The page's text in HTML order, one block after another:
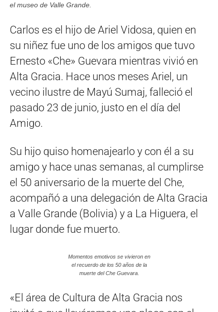
el museo de Valle Grande.
Carlos es el hijo de Ariel Vidosa, quien en
su niñez fue uno de los amigos que tuvo
Ernesto «Che» Guevara mientras vivió en
Alta Gracia. Hace unos meses Ariel, un
vecino ilustre de Mayú Sumaj, falleció el
pasado 23 de junio, justo en el día del
Amigo.
Su hijo quiso homenajearlo y con él a su
amigo y hace unas semanas, al cumplirse
el 50 aniversario de la muerte del Che,
acompañó a una delegación de Alta Gracia
a Valle Grande (Bolivia) y a La Higuera, el
lugar donde fue muerto.
Momentos emotivos se vivieron en
el recuerdo de los 50 años de la
muerte del Che Guevara.
«El área de Cultura de Alta Gracia nos